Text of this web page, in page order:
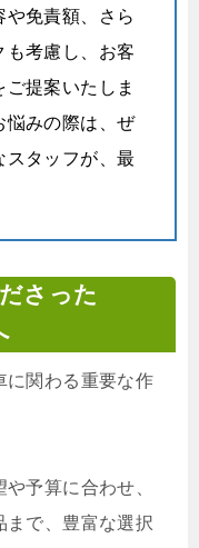
や免責額、さら
も考慮し、お客
提案いたしま
悩みの際は、ぜ
スタッフが、最
さった
に関わる重要な作
予算に合わせ、
まで、豊富な選択